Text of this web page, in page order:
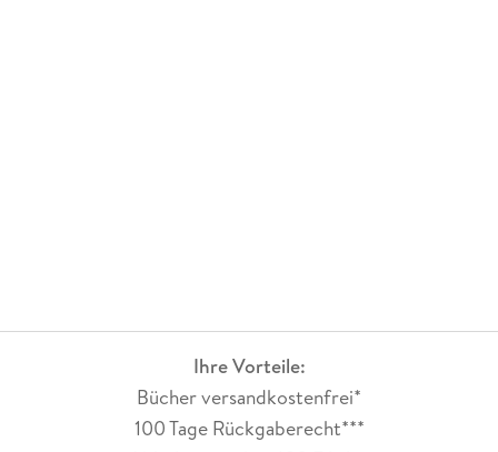
Ihre Vorteile:
Bücher versandkostenfrei*
100 Tage Rückgaberecht***